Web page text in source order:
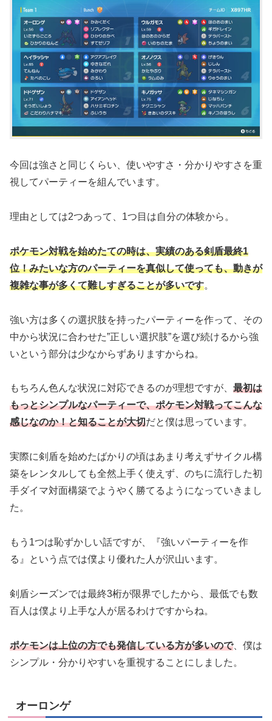
今回は強さと同じくらい、使いやすさ・分かりやすさを重
視してパーティーを組んでいます。
理由としては2つあって、1つ目は自分の体験から。
ポケモン対戦を始めたての時は、実績のある剣盾最終1
位！みたいな方のパーティーを真似して使っても、動きが
複雑な事が多くて難しすぎることが多いです。
強い方は多くの選択肢を持ったパーティーを作って、その
中から状況に合わせた”正しい選択肢”を選び続けるから強
いという部分は少なからずありますからね。
もちろん色んな状況に対応できるのが理想ですが、 最初は
もっとシンプルなパーティーで、ポケモン対戦ってこんな
感じなのか！と知ることが大切だと僕は思っています。
実際に剣盾を始めたばかりの頃はあまり考えずサイクル構
築をレンタルしても全然上手く使えず、のちに流行した初
手ダイマ対面構築でようやく勝てるようになっていきまし
た。
もう1つは恥ずかしい話ですが、『強いパーティーを作
る』という点では僕より優れた人が沢山います。
剣盾シーズンでは最終3桁が限界でしたから、最低でも数
百人は僕より上手な人が居るわけですからね。
ポケモンは上位の方でも発信している方が多いので、僕は
シンプル・分かりやすいを重視することにしました。
オーロンゲ